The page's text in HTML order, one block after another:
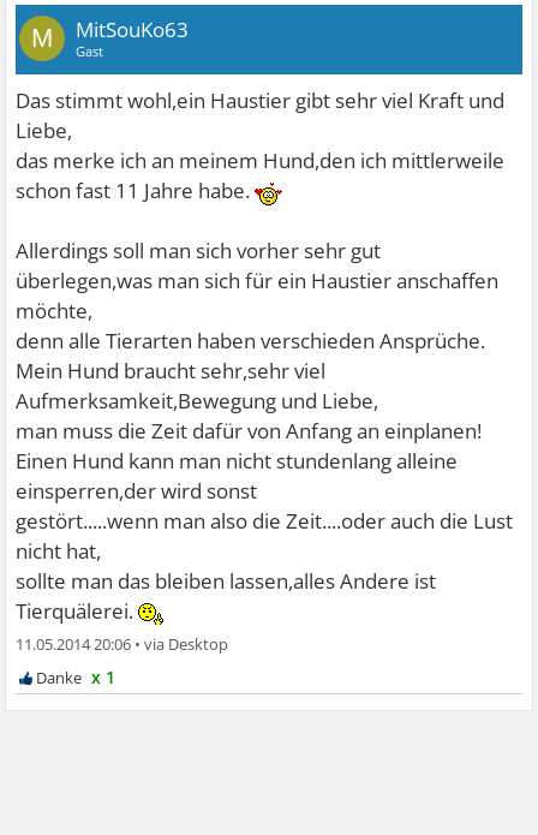
M MitSouKo63
Gast
Das stimmt wohl,ein Haustier gibt sehr viel Kraft und
Liebe,
das merke ich an meinem Hund,den ich mittlerweile
schon fast 11 Jahre habe.
Allerdings soll man sich vorher sehr gut
überlegen,was man sich für ein Haustier anschaffen
möchte,
denn alle Tierarten haben verschieden Ansprüche.
Mein Hund braucht sehr,sehr viel
Aufmerksamkeit,Bewegung und Liebe,
man muss die Zeit dafür von Anfang an einplanen!
Einen Hund kann man nicht stundenlang alleine
einsperren,der wird sonst
gestört.....wenn man also die Zeit....oder auch die Lust
nicht hat,
sollte man das bleiben lassen,alles Andere ist
Tierquälerei.
11.05.2014 20:06 •
x 1